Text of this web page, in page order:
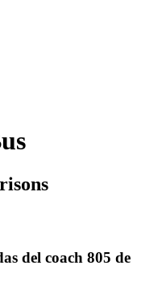
del coach 805 de